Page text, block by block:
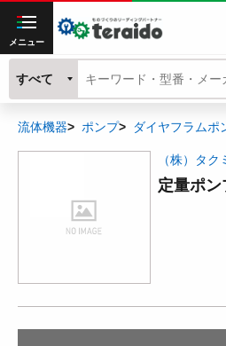
メニュー
すべて
流体機器 ポンプ ダイヤフラムポ
（株）タク
定量ポ